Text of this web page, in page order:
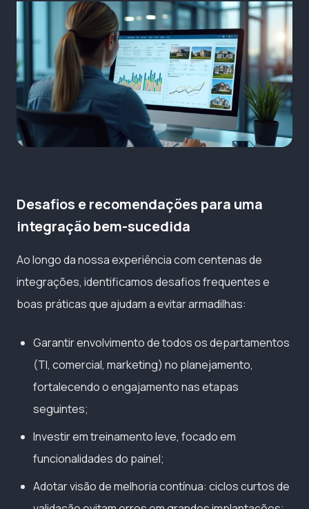
Desafios e recomendações para uma
integração bem-sucedida
Ao longo da nossa experiência com centenas de
integrações, identificamos desafios frequentes e
boas práticas que ajudam a evitar armadilhas:
Garantir envolvimento de todos os departamentos
(TI, comercial, marketing) no planejamento,
fortalecendo o engajamento nas etapas
seguintes;
Investir em treinamento leve, focado em
funcionalidades do painel;
Adotar visão de melhoria contínua: ciclos curtos de